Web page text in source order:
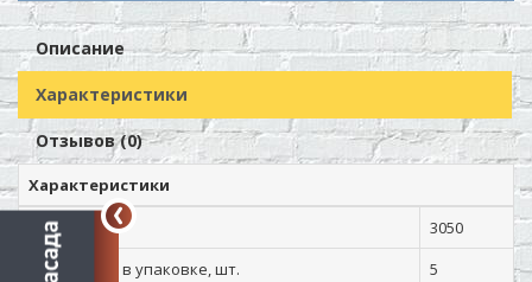
Описание
Характеристики
Отзывов (0)
Характеристики
Длина, мм.
3050
Количество в упаковке, шт.
5